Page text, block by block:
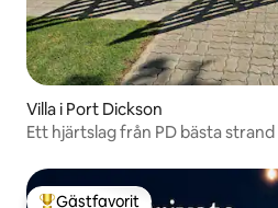
Villa i Port Dickson
Ett hjärtslag från PD bästa strand
Gästfavorit